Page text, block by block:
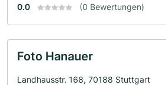
0.0 (0 Bewertungen)
Foto Hanauer
Landhausstr. 168, 70188 Stuttgart